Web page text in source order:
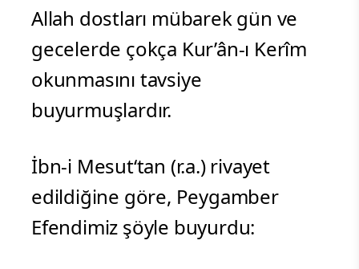
Allah dostları mübarek gün ve
gecelerde çokça Kur’ân-ı Kerîm
okunmasını tavsiye
buyurmuşlardır.
İbn-i Mesut‘tan (r.a.) rivayet
edildiğine göre, Peygamber
Efendimiz şöyle buyurdu: